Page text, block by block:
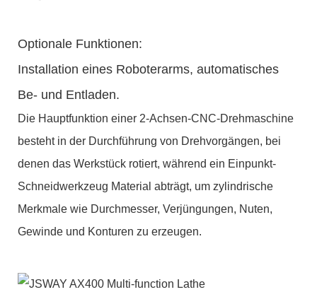
Optionale Funktionen:
Installation eines Roboterarms, automatisches
Be- und Entladen.
Die Hauptfunktion einer 2-Achsen-CNC-Drehmaschine
besteht in der Durchführung von Drehvorgängen, bei
denen das Werkstück rotiert, während ein Einpunkt-
Schneidwerkzeug Material abträgt, um zylindrische
Merkmale wie Durchmesser, Verjüngungen, Nuten,
Gewinde und Konturen zu erzeugen.